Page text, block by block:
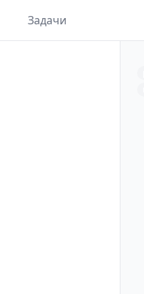
Задачи